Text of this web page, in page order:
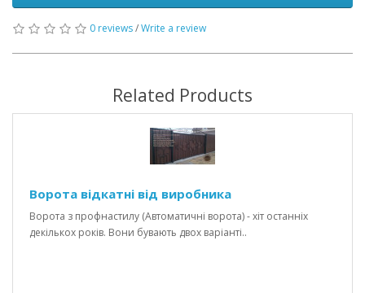
0 reviews/Write a review
Related Products
Ворота відкатні від виробника
Ворота з профнастилу (Автоматичні ворота) - хіт останніх
декількох років. Вони бувають двох варіанті..